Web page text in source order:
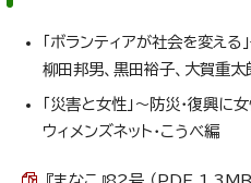
「ボランティアが社会を変え
柳田邦男、黒田裕子、大賀重
「災害と女性」～防災・復興に
ウィメンズネット・こうべ編